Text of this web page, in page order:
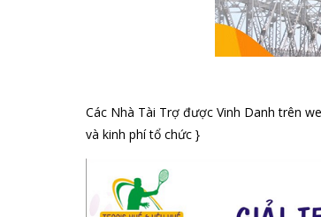
Các Nhà Tài Trợ được Vinh Danh trên
và kinh phí tổ chức }